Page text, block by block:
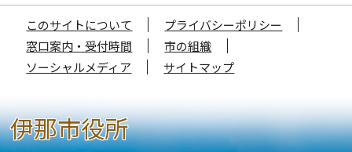
このサイトについて
プライバシーポリシー
窓口案内・受付時間
市の組織
ソーシャルメディア
サイトマップ
伊那市役所